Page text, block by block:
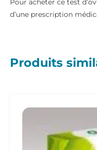
Pour acheter ce test
d’une prescription
Produits